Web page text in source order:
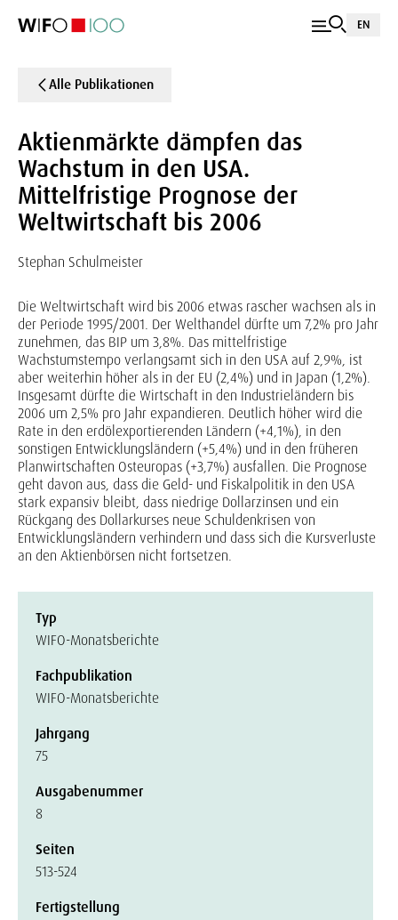
EN
Alle Publikationen
Aktienmärkte dämpfen das
Wachstum in den USA.
Mittelfristige Prognose der
Weltwirtschaft bis 2006
Stephan Schulmeister
Die Weltwirtschaft wird bis 2006 etwas rascher wachsen als in
der Periode 1995/2001. Der Welthandel dürfte um 7,2% pro Jahr
zunehmen, das BIP um 3,8%. Das mittelfristige
Wachstumstempo verlangsamt sich in den USA auf 2,9%, ist
aber weiterhin höher als in der EU (2,4%) und in Japan (1,2%).
Insgesamt dürfte die Wirtschaft in den Industrieländern bis
2006 um 2,5% pro Jahr expandieren. Deutlich höher wird die
Rate in den erdölexportierenden Ländern (+4,1%), in den
sonstigen Entwicklungsländern (+5,4%) und in den früheren
Planwirtschaften Osteuropas (+3,7%) ausfallen. Die Prognose
geht davon aus, dass die Geld- und Fiskalpolitik in den USA
stark expansiv bleibt, dass niedrige Dollarzinsen und ein
Rückgang des Dollarkurses neue Schuldenkrisen von
Entwicklungsländern verhindern und dass sich die Kursverluste
an den Aktienbörsen nicht fortsetzen.
Typ
WIFO-Monatsberichte
Fachpublikation
WIFO-Monatsberichte
Jahrgang
75
Ausgabenummer
8
Seiten
513-524
Fertigstellung